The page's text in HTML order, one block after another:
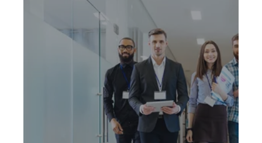
: 2003年2月13日（改定版は2012年8
月24日施行）
: 電子電気機器（家庭用および業務
用の小型家電、IT機器、照明器具など）
: EU市場に電子機器を供給する企業
は、廃棄物の回収・リサイクルを確保し、
登録義務を負う。製造者登録番号を取得
し、消費者にリサイクル情報を提供する必